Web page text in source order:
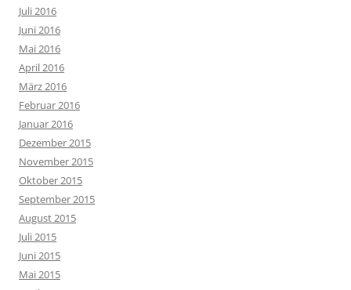
Juli 2016
Juni 2016
Mai 2016
April 2016
März 2016
Februar 2016
Januar 2016
Dezember 2015
November 2015
Oktober 2015
September 2015
August 2015
Juli 2015
Juni 2015
Mai 2015